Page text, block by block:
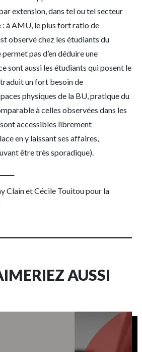
extension, dans tel ou tel secteur
: à AMU, le plus fort ratio de
observé chez les étudiants du
pas d’en déduire une
sont aussi les étudiants qui posent le
traduit un fort besoin de
physiques de la BU, pratique du
à celles observées dans les
accessibles librement
en y laissant ses affaires,
être très sporadique).
Clain et Cécile Touitou pour la
AUSSI